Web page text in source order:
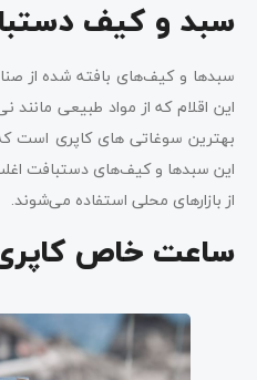
سبد و کیف
سبدها و کیف‌های بافته شده از
این اقلام که از مواد طبیعی
بهترین سوغاتی های کاپری است
این سبدها و کیف‌های دستبافت
از بازارهای محلی استفاده می‌شوند.
ساعت خاص